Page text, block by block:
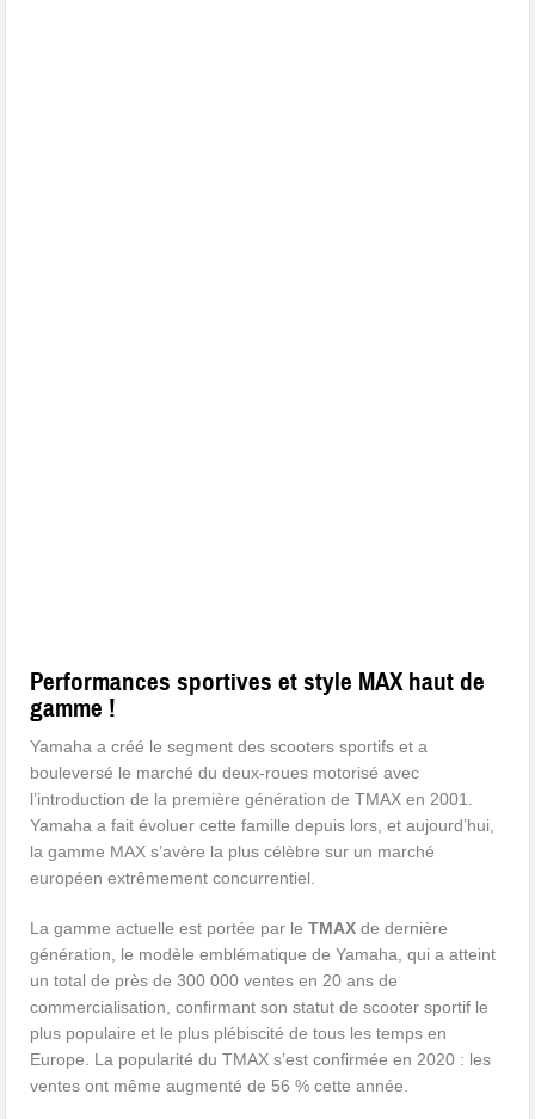
Performances sportives et style MAX haut de
gamme !
Yamaha a créé le segment des scooters sportifs et a
bouleversé le marché du deux-roues motorisé avec
l’introduction de la première génération de TMAX en 2001.
Yamaha a fait évoluer cette famille depuis lors, et aujourd’hui,
la gamme MAX s’avère la plus célèbre sur un marché
européen extrêmement concurrentiel.
La gamme actuelle est portée par leTMAX de dernière
génération, le modèle emblématique de Yamaha, qui a atteint
un total de près de 300 000 ventes en 20 ans de
commercialisation, confirmant son statut de scooter sportif le
plus populaire et le plus plébiscité de tous les temps en
Europe. La popularité du TMAX s’est confirmée en 2020 : les
ventes ont même augmenté de 56 % cette année.